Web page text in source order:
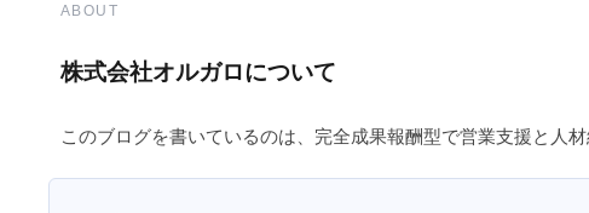
ABOUT
株式会社オルガロについて
このブログを書いているのは、完全成果報酬型で営業支援と人